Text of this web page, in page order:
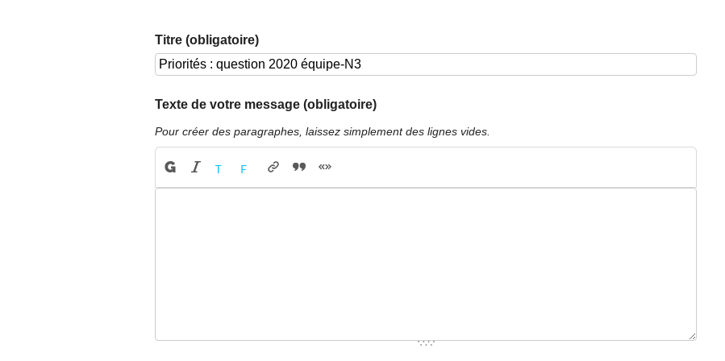
Titre (obligatoire)
Texte de votre message (obligatoire)
Pour créer des paragraphes, laissez simplement des lignes vides.